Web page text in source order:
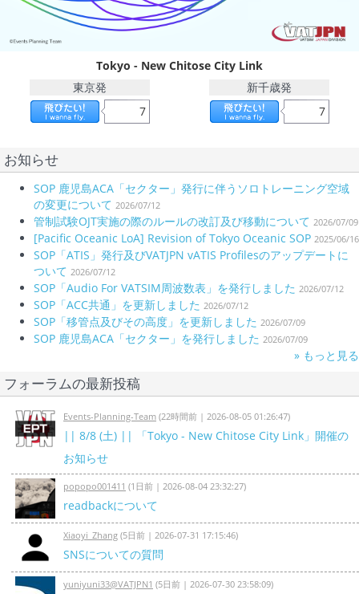
Tokyo - New Chitose City Link
東京発
7
新千歳発
7
お知らせ
SOP 鹿児島ACA「セクター」発行に伴うソロトレーニング空域
の変更について 2026/07/12
管制試験OJT実施の際のルールの改訂及び移動について 2026/07/09
[Pacific Oceanic LoA] Revision of Tokyo Oceanic SOP 2025/06/16
SOP「ATIS」発行及びVATJPN vATIS Profilesのアップデートに
ついて 2026/07/12
SOP「Audio For VATSIM周波数表」を発行しました 2026/07/12
SOP「ACC共通」を更新しました 2026/07/12
SOP「移管点及びその高度」を更新しました 2026/07/09
SOP 鹿児島ACA「セクター」を発行しました 2026/07/09
» もっと見る
フォーラムの最新投稿
Events-Planning-Team (22時間前 | 2026-08-05 01:26:47)
|| 8/8 (土) || 「Tokyo - New Chitose City Link」開催の
お知らせ
popopo001411 (1日前 | 2026-08-04 23:32:27)
readbackについて
Xiaoyi_Zhang (5日前 | 2026-07-31 17:15:46)
SNSについての質問
yuniyuni33@VATJPN1 (5日前 | 2026-07-30 23:58:09)